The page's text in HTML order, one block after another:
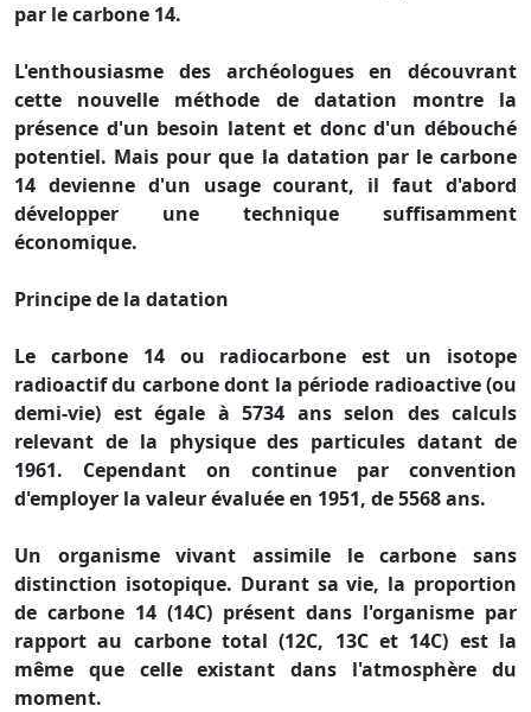
par le carbone 14.
L'enthousiasme des archéologues en découvrant
cette nouvelle méthode de datation montre la
présence d'un besoin latent et donc d'un débouché
potentiel. Mais pour que la datation par le carbone
14 devienne d'un usage courant, il faut d'abord
développer une technique suffisamment
économique.
Principe de la datation
Le carbone 14 ou radiocarbone est un isotope
radioactif du carbone dont la période radioactive (ou
demi-vie) est égale à 5734 ans selon des calculs
relevant de la physique des particules datant de
1961. Cependant on continue par convention
d'employer la valeur évaluée en 1951, de 5568 ans.
Un organisme vivant assimile le carbone sans
distinction isotopique. Durant sa vie, la proportion
de carbone 14 (14C) présent dans l'organisme par
rapport au carbone total (12C, 13C et 14C) est la
même que celle existant dans l'atmosphère du
moment.